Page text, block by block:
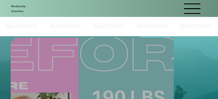
Recherche
Gouttes